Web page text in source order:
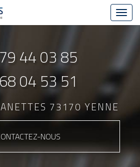
44 03 85
04 53 51
73170 YENNE
NOUS